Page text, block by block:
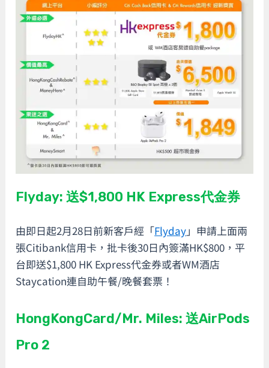
Flyday: 送$1,800 HK Express代金券
由即日起2月28日前新客戶經「Flyday」申請上面兩
張Citibank信用卡，批卡後30日內簽滿HK$800，平
台即送$1,800 HK Express代金券或者WM酒店
Staycation連自助午餐/晚餐套票！
HongKongCard/Mr. Miles: 送AirPods
Pro 2